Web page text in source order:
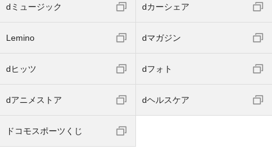
dミュージック dカーシェア
Lemino dマガジン
dヒッツ dフォト
dアニメストア dヘルスケア
ドコモスポーツくじ